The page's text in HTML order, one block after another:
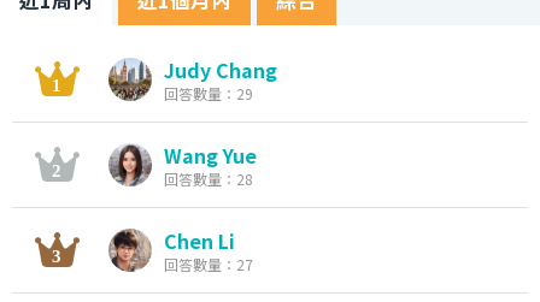
Judy Chang
回答數量：29
Wang Yue
回答數量：28
Chen Li
回答數量：27